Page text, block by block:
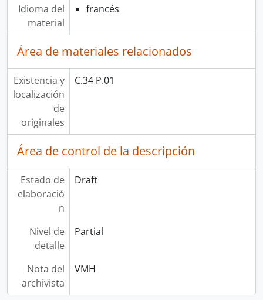
Idioma del
material
francés
Área de materiales relacionados
Existencia y
localización
de
originales
C.34 P.01
Área de control de la descripción
Estado de
elaboració
n
Draft
Nivel de
detalle
Partial
Nota del
archivista
VMH